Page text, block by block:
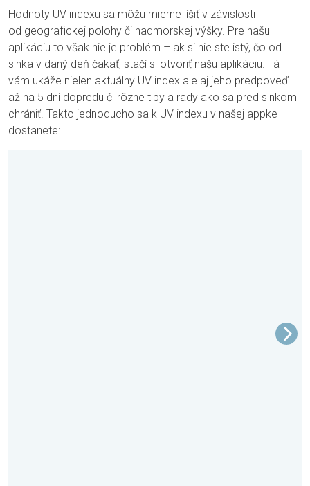
Hodnoty UV indexu sa môžu mierne líšiť v závislosti
od geografickej polohy či nadmorskej výšky. Pre našu
aplikáciu to však nie je problém – ak si nie ste istý, čo od
slnka v daný deň čakať, stačí si otvoriť našu aplikáciu. Tá
vám ukáže nielen aktuálny UV index ale aj jeho predpoveď
až na 5 dní dopredu či rôzne tipy a rady ako sa pred slnkom
chrániť. Takto jednoducho sa k UV indexu v našej appke
dostanete: